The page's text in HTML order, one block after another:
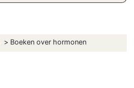
Boeken over hormonen